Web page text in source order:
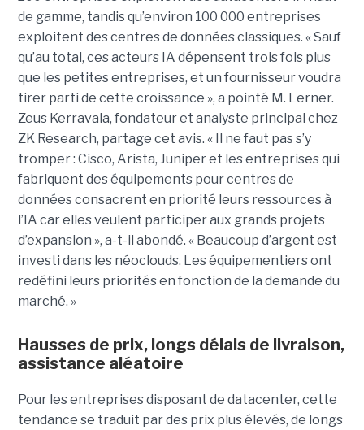
de gamme, tandis qu’environ 100 000 entreprises
exploitent des centres de données classiques. « Sauf
qu’au total, ces acteurs IA dépensent trois fois plus
que les petites entreprises, et un fournisseur voudra
tirer parti de cette croissance », a pointé M. Lerner.
Zeus Kerravala, fondateur et analyste principal chez
ZK Research, partage cet avis. « Il ne faut pas s’y
tromper : Cisco, Arista, Juniper et les entreprises qui
fabriquent des équipements pour centres de
données consacrent en priorité leurs ressources à
l’IA car elles veulent participer aux grands projets
d’expansion », a-t-il abondé. « Beaucoup d’argent est
investi dans les néoclouds. Les équipementiers ont
redéfini leurs priorités en fonction de la demande du
marché. »
Hausses de prix, longs délais de livraison,
assistance aléatoire
Pour les entreprises disposant de datacenter, cette
tendance se traduit par des prix plus élevés, de longs